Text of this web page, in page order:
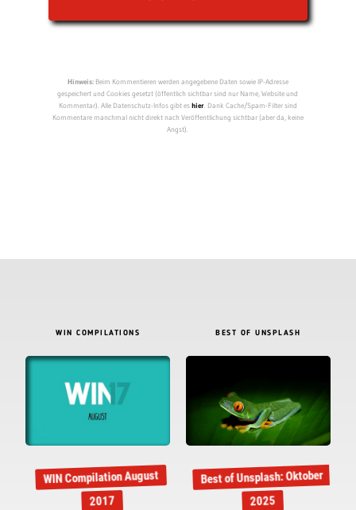
Hinweis:Beim Kommentieren werden angegebene Daten sowie IP-Adresse
gespeichert und Cookies gesetzt (öffentlich sichtbar sind nur Name, Website und
Kommentar). Alle Datenschutz-Infos gibt eshier. Dank Cache/Spam-Filter sind
Kommentare manchmal nicht direkt nach Veröffentlichung sichtbar (aber da, keine
Angst).
WIN COMPILATIONS
WIN Compilation August
2017
BEST OF UNSPLASH
Best of Unsplash: Oktober
2025